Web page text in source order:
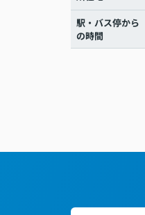
駅・バス停から
の時間